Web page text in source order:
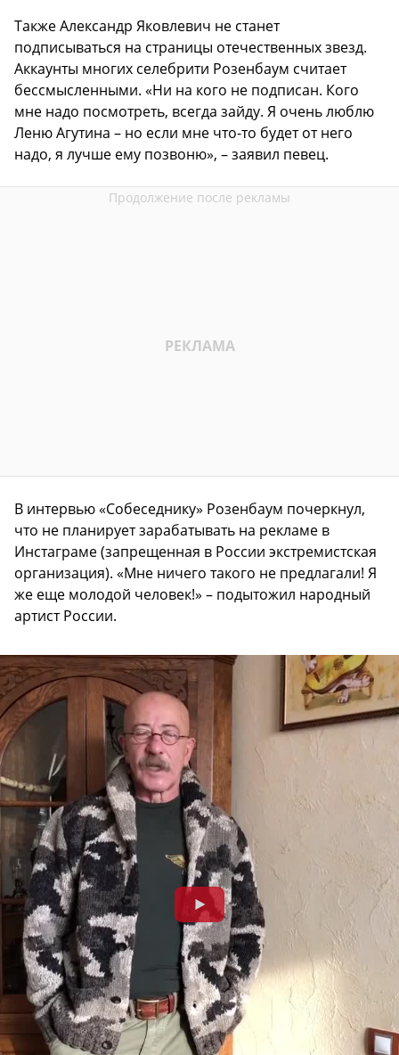
Также Александр Яковлевич не станет
подписываться на страницы отечественных звезд.
Аккаунты многих селебрити Розенбаум считает
бессмысленными. «Ни на кого не подписан. Кого
мне надо посмотреть, всегда зайду. Я очень люблю
Леню Агутина – но если мне что-то будет от него
надо, я лучше ему позвоню», – заявил певец.
В интервью «Собеседнику» Розенбаум почеркнул,
что не планирует зарабатывать на рекламе в
Инстаграме (запрещенная в России экстремистская
организация). «Мне ничего такого не предлагали! Я
же еще молодой человек!» – подытожил народный
артист России.